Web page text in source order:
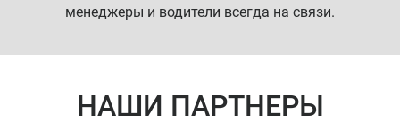
менеджеры и водители всегда на связи.
НАШИ ПАРТНЕРЫ